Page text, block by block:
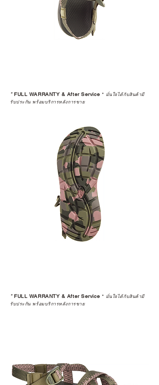
*FULL WARRANTY & After Service * มั่นใจได้กับสินค้ามี
รับประกัน พร้อมบริการหลังการขาย
*FULL WARRANTY & After Service * มั่นใจได้กับสินค้ามี
รับประกัน พร้อมบริการหลังการขาย